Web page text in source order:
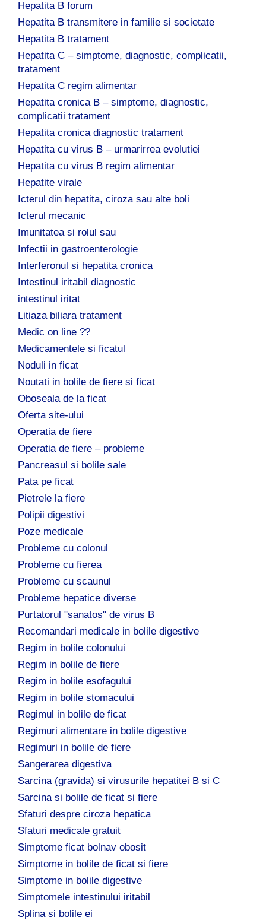
Hepatita B forum
Hepatita B transmitere in familie si societate
Hepatita B tratament
Hepatita C – simptome, diagnostic, complicatii,
tratament
Hepatita C regim alimentar
Hepatita cronica B – simptome, diagnostic,
complicatii tratament
Hepatita cronica diagnostic tratament
Hepatita cu virus B – urmarirrea evolutiei
Hepatita cu virus B regim alimentar
Hepatite virale
Icterul din hepatita, ciroza sau alte boli
Icterul mecanic
Imunitatea si rolul sau
Infectii in gastroenterologie
Interferonul si hepatita cronica
Intestinul iritabil diagnostic
intestinul iritat
Litiaza biliara tratament
Medic on line ??
Medicamentele si ficatul
Noduli in ficat
Noutati in bolile de fiere si ficat
Oboseala de la ficat
Oferta site-ului
Operatia de fiere
Operatia de fiere – probleme
Pancreasul si bolile sale
Pata pe ficat
Pietrele la fiere
Polipii digestivi
Poze medicale
Probleme cu colonul
Probleme cu fierea
Probleme cu scaunul
Probleme hepatice diverse
Purtatorul "sanatos" de virus B
Recomandari medicale in bolile digestive
Regim in bolile colonului
Regim in bolile de fiere
Regim in bolile esofagului
Regim in bolile stomacului
Regimul in bolile de ficat
Regimuri alimentare in bolile digestive
Regimuri in bolile de fiere
Sangerarea digestiva
Sarcina (gravida) si virusurile hepatitei B si C
Sarcina si bolile de ficat si fiere
Sfaturi despre ciroza hepatica
Sfaturi medicale gratuit
Simptome ficat bolnav obosit
Simptome in bolile de ficat si fiere
Simptome in bolile digestive
Simptomele intestinului iritabil
Splina si bolile ei